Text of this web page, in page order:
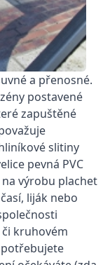
a přenosné.
postavené
zapuštěné
slitiny
pevná PVC
výrobu plachet
liják nebo
kruhovém